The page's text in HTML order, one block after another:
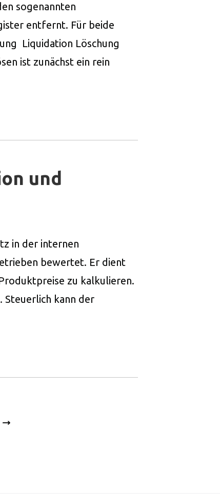
sogenannten
entfernt. Für beide
Liquidation Löschung
ist zunächst ein rein
und
in der internen
bewertet. Er dient
zu kalkulieren.
Steuerlich kann der